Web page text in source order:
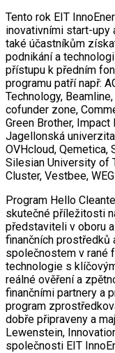
Tento rok EIT
inovativními start-upy
také účastníkům
podnikání a
přístupu k předním
programu patří např:
Technology,
cofunder zone,
Green Brother, Impact
Jagellonská
OVHcloud, Qemetica,
Silesian University of
Cluster, Vestbee,
Program Hello
skutečné příležitosti
představiteli v oboru
finančních prostředků
společnostem v rané
technologie s
reálné ověření a
finančními partnery a
program
dobře připraveny a
Lewenstein,
společnosti EIT